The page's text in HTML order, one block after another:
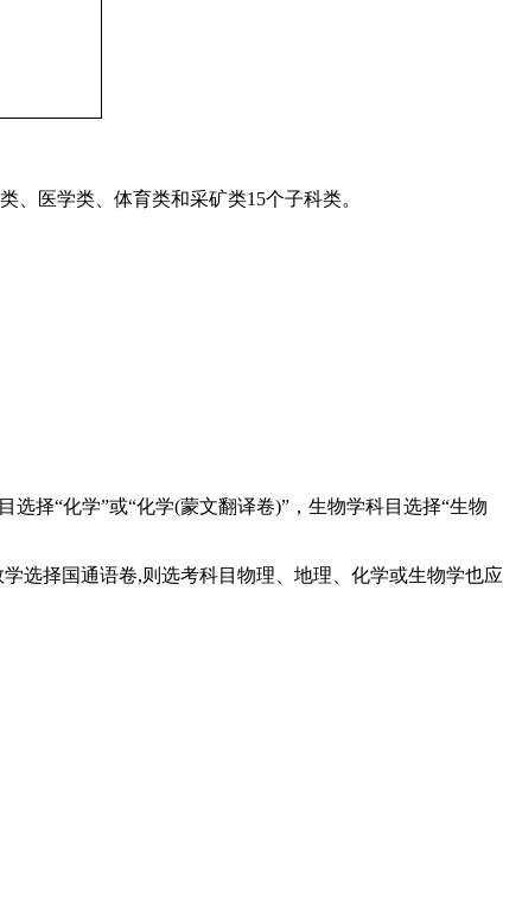
医学类、体育类和采矿类15个子科类。
选择“化学”或“化学(蒙文翻译卷)”，生物学科目选择“生物
选择国通语卷,则选考科目物理、地理、化学或生物学也应